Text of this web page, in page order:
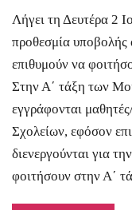
Λήγει τη Δευτέρα 2
προθεσμία υποβολής
επιθυμούν να
Στην Α΄ τάξη των
εγγράφονται
Σχολείων, εφόσον
διενεργούνται για
φοιτήσουν στην Α΄